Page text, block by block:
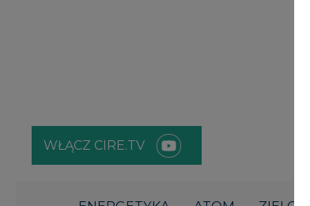
WŁĄCZ CIRE.TV